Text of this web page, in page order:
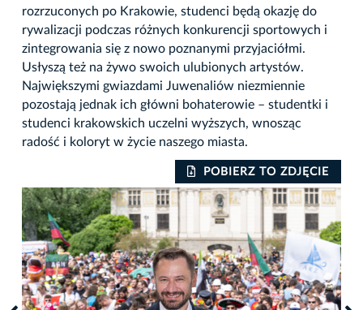
rozrzuconych po Krakowie, studenci będą okazję do
rywalizacji podczas różnych konkurencji sportowych i
zintegrowania się z nowo poznanymi przyjaciółmi.
Usłyszą też na żywo swoich ulubionych artystów.
Największymi gwiazdami Juwenaliów niezmiennie
pozostają jednak ich główni bohaterowie – studentki i
studenci krakowskich uczelni wyższych, wnosząc
radość i koloryt w życie naszego miasta.
POBIERZ TO ZDJĘCIE